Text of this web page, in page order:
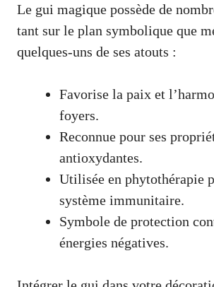
Le gui magique possède de
tant sur le plan symbolique que
quelques-uns de ses atouts :
Favorise la paix et
foyers.
Reconnue pour ses
antioxydantes.
Utilisée en phytothérapie
système immunitaire.
Symbole de protection
énergies négatives.